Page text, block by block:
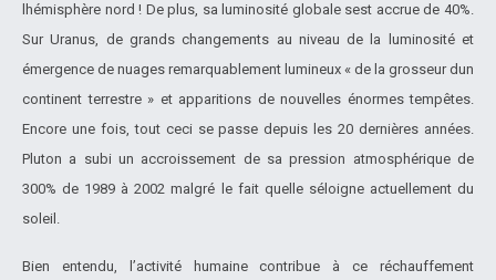
lhémisphère nord ! De plus, sa luminosité globale sest accrue de 40%.
Sur Uranus, de grands changements au niveau de la luminosité et
émergence de nuages remarquablement lumineux « de la grosseur dun
continent terrestre » et apparitions de nouvelles énormes tempêtes.
Encore une fois, tout ceci se passe depuis les 20 dernières années.
Pluton a subi un accroissement de sa pression atmosphérique de
300% de 1989 à 2002 malgré le fait quelle séloigne actuellement du
soleil.
Bien entendu, l’activité humaine contribue à ce réchauffement